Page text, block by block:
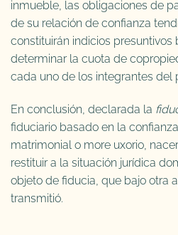
inmueble, las obligaciones de
de su relación de confianza
constituirán indicios presuntivos
determinar la cuota de
cada uno de los integrantes del
En conclusión, declarada la
fiduciario basado en la
matrimonial o more uxorio,
restituir a la situación jurídica
objeto de fiducia, que bajo otra
transmitió.